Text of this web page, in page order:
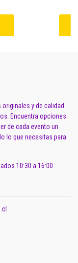
y de calidad
Encuentra opciones
de cada evento un
lo que necesitas para
10:30 a 16:00.